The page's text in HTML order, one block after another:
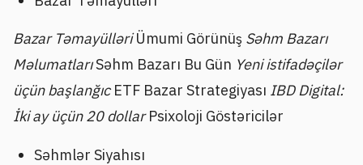
Bazar TəmayülləriÜmumi Görünüş Səhm Bazarı
MəlumatlarıSəhm Bazarı Bu Gün Yeni istifadəçilər
üçün başlanğıcETF Bazar Strategiyası IBD Digital:
İki ay üçün 20 dollarPsixoloji Göstəricilər
Səhmlər Siyahısı